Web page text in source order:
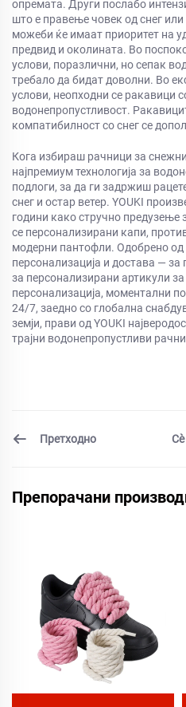
опремата. Други послабо
што е правење човек од снег
можеби ќе имаат приоритет на
предвид и околината. Во
услови, поразлични, но сепак
требало да бидат доволни. Во
услови, неопходни се ракавици
водонепропустливост.
компатибилност со снег се
Кога избираш рачници за
најпремиум технологија за
подлоги, за да ги задржиш
снег и остар ветер. YOUKI
години како стручно предузење
се персонализирани капи,
модерни пантофли. Одобрено од
персонализација и достава — за
за персонализирани артикули
персонализација, моментални
24/7, заедно со глобална
земји, прави од YOUKI
трајни водонепропустливи
Претходно Сѐ
Препорачани